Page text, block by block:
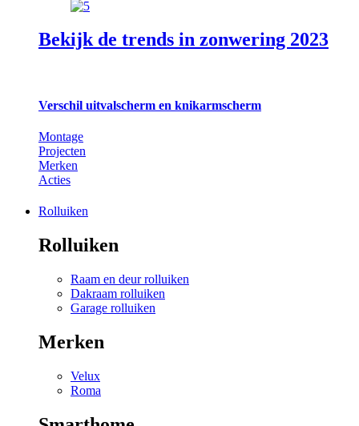
Bekijk de trends in zonwering 2023
Verschil uitvalscherm en knikarmscherm
Montage
Projecten
Merken
Acties
Rolluiken
Rolluiken
Raam en deur rolluiken
Dakraam rolluiken
Garage rolluiken
Merken
Velux
Roma